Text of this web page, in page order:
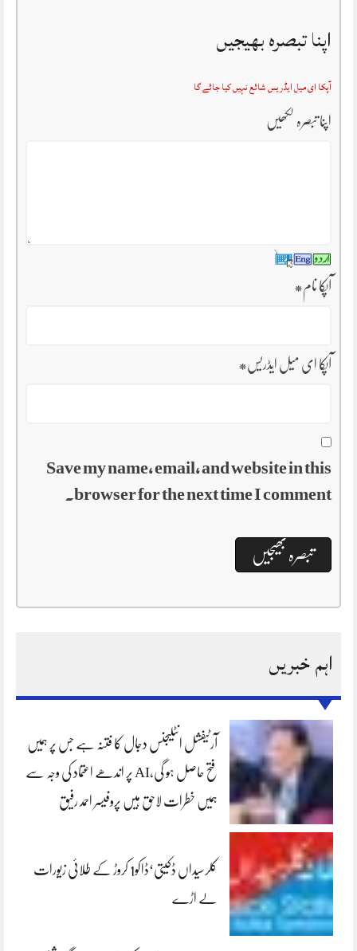
اپنا تبصرہ بھیجیں
آپکا ای میل ایڈریس شائع نہیں کیا جائے گا
اپنا تبصرہ لکھیں
آپکا نام*
آپکا ای میل ایڈریس*
Save my name, email, and website in this
browser for the next time I comment.
اہم خبریں
آرٹیفشل انٹلیجنس دجال کا فتنہ ہے جس پر ہمیں
فتح حاصل ہو گی،AI پر اندھے اعتماد کی وجہ سے
ہمیں خطرات لاحق ہیں پروفیسر احمد رفیق
کلرسیداں ڈکیتی‘ڈاکو1 کروڑ کے طلائی زیورات
لے اڑے